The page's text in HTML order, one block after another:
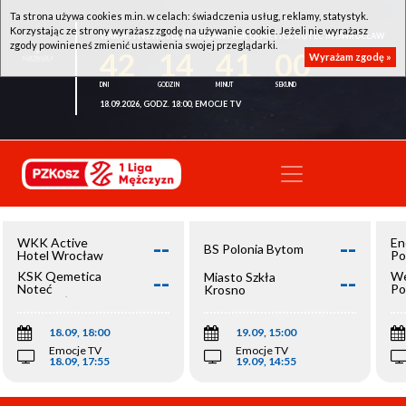
WKK ACTIVE HOTEL WROCŁAW - KSK QEMETICA NOTEĆ INOWROCŁAW
00
18.09.2026, GODZ. 18:00, EMOCJE TV
WKK Active
Hotel Wrocław
--
KSK Qemetica
Noteć
Inowrocław
--
18.09, 18:00
Emocje TV
18.09, 17:55
BS Polonia Bytom --
Miasto Szkła
Krosno
--
19.09, 15:00
Emocje TV
19.09, 14:55
Ta strona używa cookies m.in. w celach: świadczenia usług, reklamy, statystyk.
Korzystając ze strony wyrażasz zgodę na używanie cookie. Jeżeli nie wyrażasz
zgody powinieneś zmienić ustawienia swojej przeglądarki.
Wyrażam zgodę »